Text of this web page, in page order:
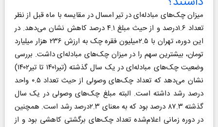
میزان چک‌های مبادله‌ای در تیر امسال در مقایسه با ماه قبل از نظر
تعداد ۱.۶درصد و از حیث مبلغ ۴.۱ درصد کاهش نشان می‌دهد. در
این دوره، تهران با ۲.۵میلیون فقره چک به ارزش ۲۳۶ هزار میلیارد
تومان، بیشترین سهم را در میزان چک‌های مبادله‌ای داشت. بررسی
وضعیت چک‌های مبادله‌ای در یک سال گذشته (تیر۱۴۰۱ تا تیر۱۴۰۲)
نشان می‌دهد که تعداد چک‌های وصولی از حیث تعداد ۰.۵ واحد
درصد رشد داشته است. البته مبلغ چک‌های وصولی در یک سال
گذشته ۸۷.۳ درصد بود که به معنای ۲.۳درصد رشد است. همچنین
در دوره زمانی اعلام‌شده تعداد چک‌های برگشتی کاهشی بود و از